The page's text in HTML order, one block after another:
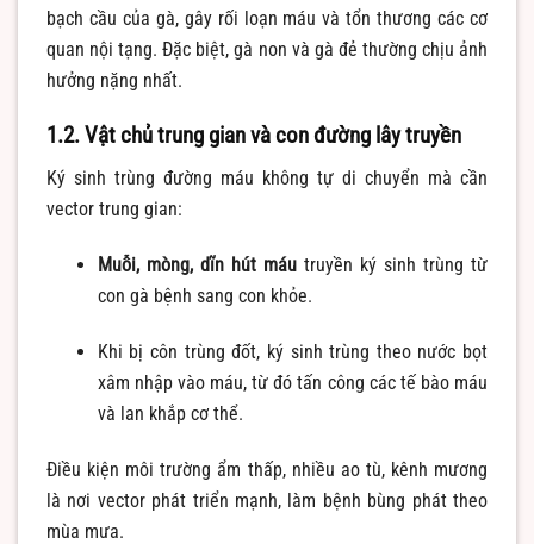
bạch cầu của gà, gây rối loạn máu và tổn thương các cơ
quan nội tạng. Đặc biệt, gà non và gà đẻ thường chịu ảnh
hưởng nặng nhất.
1.2. Vật chủ trung gian và con đường lây truyền
Ký sinh trùng đường máu không tự di chuyển mà cần
vector trung gian:
Muỗi, mòng, dĩn hút máutruyền ký sinh trùng từ
con gà bệnh sang con khỏe.
Khi bị côn trùng đốt, ký sinh trùng theo nước bọt
xâm nhập vào máu, từ đó tấn công các tế bào máu
và lan khắp cơ thể.
Điều kiện môi trường ẩm thấp, nhiều ao tù, kênh mương
là nơi vector phát triển mạnh, làm bệnh bùng phát theo
mùa mưa.